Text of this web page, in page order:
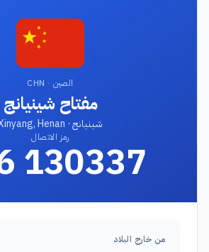
الصين · CHN
مفتاح شينيانج
شينيانج · Xinyang, Henan
رمز الاتصال
130337
من خارج البلاد